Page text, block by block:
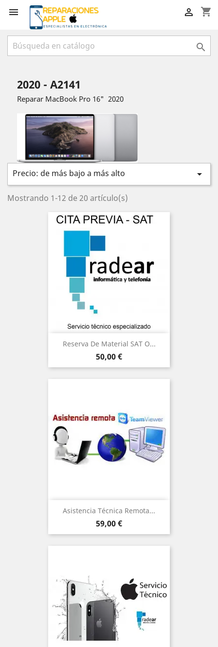
 shopping_cart


2020 - A2141
Reparar MacBook Pro 16" 2020
Precio: de más bajo a más alto 
Mostrando 1-12 de 20 artículo(s)
Reserva De Material SAT O...
Precio
50,00 €
Asistencia Técnica Remota...
Precio
59,00 €